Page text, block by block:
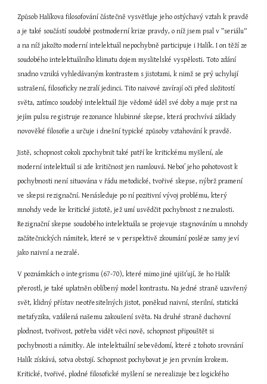
Způsob Halíkova filosofování částečně vysvětluje jeho ostýchavý vztah k pravdě
a je také součástí soudobé postmoderní krize pravdy, o níž jsem psal v ”seriálu“
a na níž jakožto moderní intelektuál nepochybně participuje i Halík. I on těží ze
soudobého intelektuálního klimatu dojem myslitelské vyspělosti. Toto zdání
snadno vzniká vyhledávaným kontrastem s jistotami, k nimž se prý uchylují
ustrašení, filosoficky nezralí jedinci. Tito naivové zavírají oči před složitostí
světa, zatímco soudobý intelektuál žije vědomě úděl své doby a maje prst na
jejím pulsu registruje rezonance hlubinné skepse, která prochvívá základy
novověké filosofie a určuje i dnešní typické způsoby vztahování k pravdě.
Jistě, schopnost cokoli zpochybnit také patří ke kritickému myšlení, ale
moderní intelektuál si zde kritičnost jen namlouvá. Neboť jeho pohotovost k
pochybnosti není situována v řádu metodické, tvořivé skepse, nýbrž pramení
ve skepsi rezignační. Nenásleduje po ní pozitivní vývoj problému, který
mnohdy vede ke kritické jistotě, jež umí usvědčit pochybnost z neznalosti.
Rezignační skepse soudobého intelektuála se projevuje stagnováním u mnohdy
začátečnických námitek, které se v perspektivě zkoumání posléze samy jeví
jako naivní a nezralé.
V poznámkách o integrismu (67-70), které mimo jiné ujišťují, že ho Halík
přerostl, je také uplatněn oblíbený model kontrastu. Na jedné straně uzavřený
svět, klidný přístav neotřesitelných jistot, poněkud naivní, sterilní, statická
metafyzika, vzdálená našemu zakoušení světa. Na druhé straně duchovní
plodnost, tvořivost, potřeba vidět věci nově, schopnost připouštět si
pochybnosti a námitky. Ale intelektuální sebevědomí, které z tohoto srovnání
Halík získává, sotva obstojí. Schopnost pochybovat je jen prvním krokem.
Kritické, tvořivé, plodné filosofické myšlení se nerealizuje bez logického